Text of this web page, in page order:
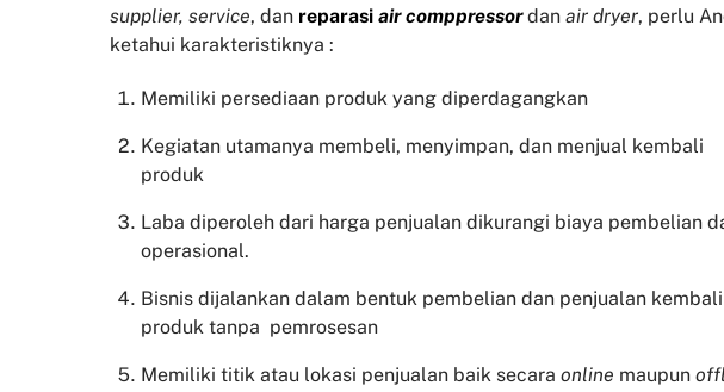
supplier, service, dan reparasi air comppressordan air dryer, perlu
ketahui karakteristiknya :
Memiliki persediaan produk yang diperdagangkan
Kegiatan utamanya membeli, menyimpan, dan menjual kembali
produk
Laba diperoleh dari harga penjualan dikurangi biaya pembelian
operasional.
Bisnis dijalankan dalam bentuk pembelian dan penjualan kembali
produk tanpa pemrosesan
Memiliki titik atau lokasi penjualan baik secara online maupun